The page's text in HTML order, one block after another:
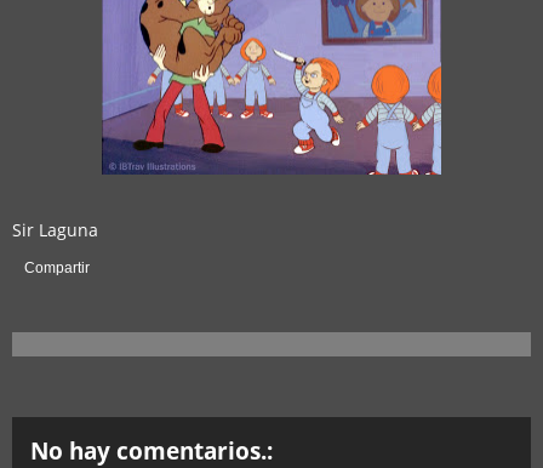
Sir Laguna
Compartir
No hay comentarios.: